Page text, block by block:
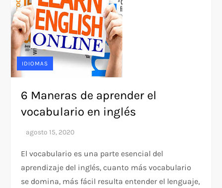
IDIOMAS
6 Maneras de aprender el
vocabulario en inglés
El vocabulario es una parte esencial del
aprendizaje del inglés, cuanto más vocabulario
se domina, más fácil resulta entender el lenguaje,